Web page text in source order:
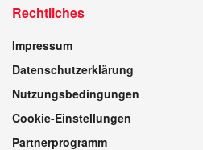
Rechtliches
Impressum
Datenschutzerklärung
Nutzungsbedingungen
Cookie-Einstellungen
Partnerprogramm